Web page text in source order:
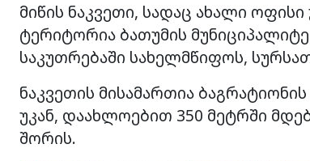
მიწის ნაკვეთი, სადაც ახალი
ტერიტორია ბათუმის
საკუთრებაში სახელმწიფოს,
ნაკვეთის მისამართია
უკან, დაახლოებით 350 მეტრში
შორის.